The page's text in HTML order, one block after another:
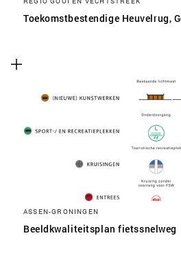
Toekomstbestendige Heuvelrug,
ASSEN-GRONINGEN
Beeldkwaliteitsplan fietssnelweg